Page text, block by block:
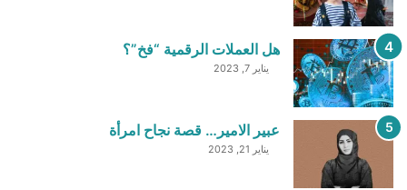
هل العملات الرقمية “فخ”؟
يناير 7, 2023
عبير الامير… قصة نجاح امرأة
يناير 21, 2023